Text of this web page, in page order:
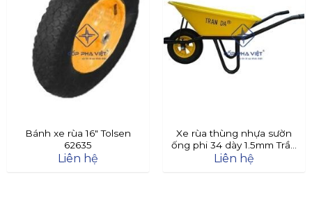
Bánh xe rùa 16″ Tolsen
62635
Liên hệ
Xe rùa thùng nhựa sườn
ống phi 34 dày 1.5mm Trần
Đà
Liên hệ